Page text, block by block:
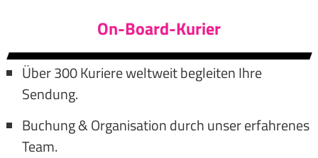
On-Board-Kurier
Über 300 Kuriere weltweit begleiten Ihre
Sendung.
Buchung & Organisation durch unser erfahrenes
Team.